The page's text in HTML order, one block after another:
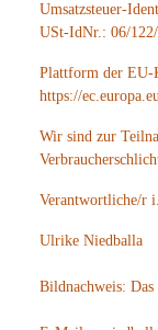
Umsatzsteuer-
USt-IdNr.: 06/
Plattform der EU-
https://
Wir sind zur
Verantwortliche/r
Ulrike Niedballa
Bildnachweis: